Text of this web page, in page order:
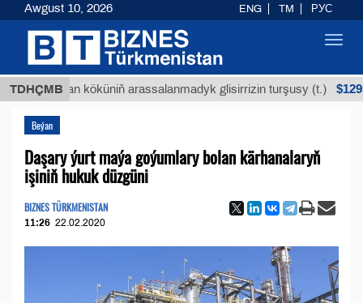
TDHÇMB
köküniň arassalanmadyk glisirrizin turşusy (t.) $12935,18
Beýan
Daşary ýurt maýa goýumlary bolan kärhanalaryň
işiniň hukuk düzgüni
BIZNES TÜRKMENISTAN
11:26 22.02.2020
Awgust 10, 2026 ENG TM РУС